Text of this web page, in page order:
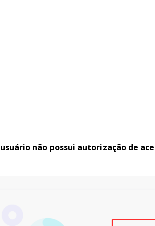
usuário não possui autorização de